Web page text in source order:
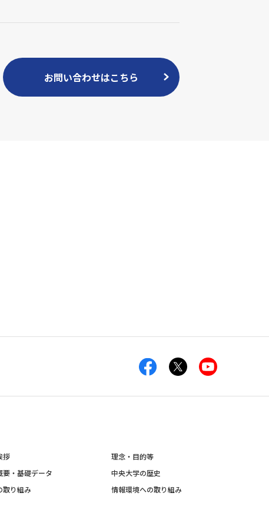
お問い合わせはこちら
拶
理念・目的等
要・基礎データ
中央大学の歴史
取り組み 情報環境への取り組み